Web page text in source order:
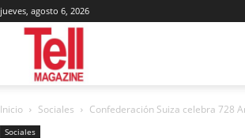
jueves, agosto 6, 2026
Magazine
Inicio Sociales Confederación Suiza celebra 728
Sociales